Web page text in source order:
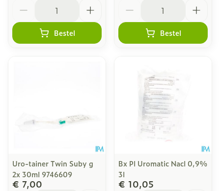
Bestel Bestel
Uro-tainer Twin Suby g
2x 30ml 9746609
€ 7,00
Bx Pl Uromatic Nacl 0,9%
3l
€ 10,05